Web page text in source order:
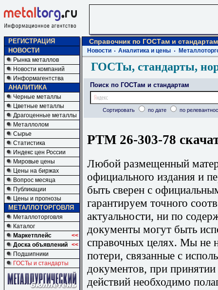
РЕГИСТРАЦИЯ
НОВОСТИ
Рынка металлов
Новости компаний
Информагентства
АНАЛИТИКА
Черные металлы
Цветные металлы
Драгоценные металлы
Металлолом
Сырье
Статистика
Индекс цен России
Мировые цены
Цены на биржах
Вопрос месяца
Публикации
Цены и прогнозы
МЕТАЛЛОТОРГОВЛЯ
Металлоторговля
Каталог
Маркетплейс
<<
Доска объявлений <<
Подшипники
ГОСТы и стандарты
Справочник по ГОСТам и стандартам
Новости Аналитика и цены
ГОСТы, стандарты,
Поиск по ГОСТам и стандартам
Сортировать по дате по
РТМ 26-303-78
Любой размещенный
официального издания и
быть сверен с
гарантируем точного
актуальности, ни по
документы могут быть
справочных целях. Мы не
потери, связанные с
документов, при
действий необходимо